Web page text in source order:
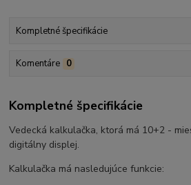
Kompletné špecifikácie
Komentáre 0
Kompletné špecifikácie
Vedecká kalkulačka, ktorá má 10+2 -
digitálny displej.
Kalkulačka má nasledujúce funkcie: